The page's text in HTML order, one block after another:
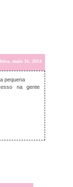
maio 16, 2014
pequena
na gente